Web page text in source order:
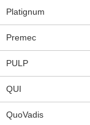
Platignum
Premec
PULP
QUI
QuoVadis